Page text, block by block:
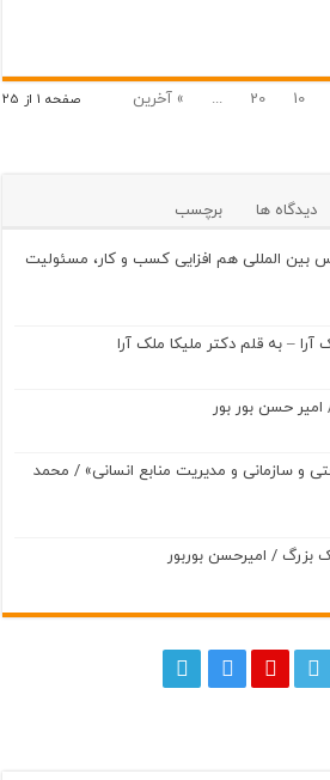
صفحه 1 از 25 10
20
... » آخرین
دیدگاه ها برچسب
بین المللی هم افزایی کسب و کار، مسئولیت
– به قلم دکتر ملیکا ملک آرا
حسن بور بور
و سازمانی و مدیریت منابع انسانی» / محمد
بزرگ / امیرحسن بوربور